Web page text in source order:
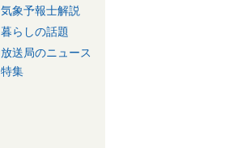
気象予報士解説
暮らしの話題
放送局のニュース
特集